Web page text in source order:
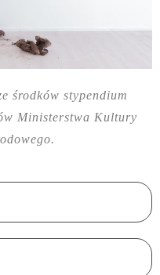
środków stypendium
Ministerstwa Kultury